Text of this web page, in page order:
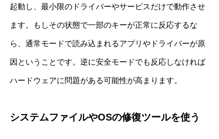
起動し、最小限のドライバーやサービスだけで動作させ
ます。もしその状態で一部のキーが正常に反応するな
ら、通常モードで読み込まれるアプリやドライバーが原
因ということです。逆に安全モードでも反応しなければ
ハードウェアに問題がある可能性が高まります。
システムファイルやOSの修復ツールを使う